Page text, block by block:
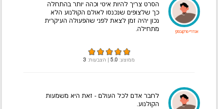
אנדריי טרקובסקי
הסרט צריך להיות איטי וכהה יותר בהתחלה
כך שלצופים שנכנסו לאולם הקולנוע הלא
נכון יהיה זמן לצאת לפני שהפעולה העיקרית
מתחילה.
ממוצע: 5.0 | הצבעות: 3
לחבר אדם לכל העולם - זאת היא משמעות
הקולנוע.